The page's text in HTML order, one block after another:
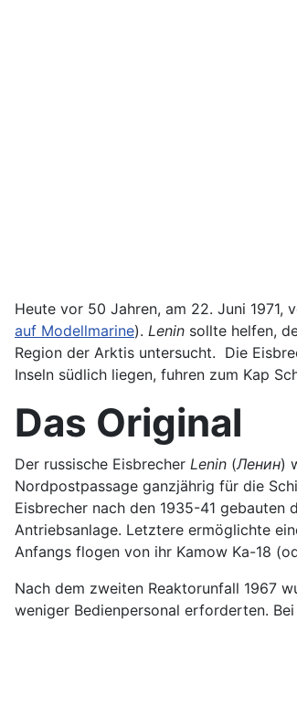
Heute vor 50 Jahren, am 22. Juni 1971,
auf Modellmarine). Lenin sollte helfen,
Region der Arktis untersucht. Die
Inseln südlich liegen, fuhren zum Kap
Das Original
Der russische Eisbrecher Lenin (Ленин)
Nordpostpassage ganzjährig für die
Eisbrecher nach den 1935-41
Antriebsanlage. Letztere ermöglichte
Anfangs flogen von ihr Kamow Ka-18
Nach dem zweiten Reaktorunfall 1967
weniger Bedienpersonal erforderten.